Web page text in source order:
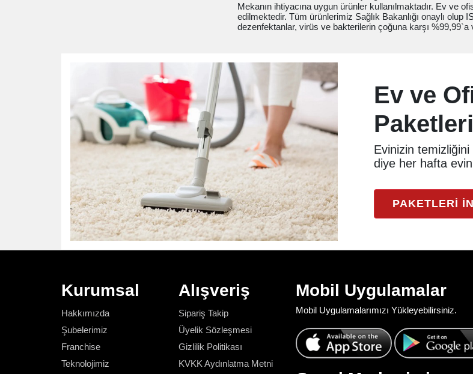
Mekanın ihtiyacına uygun ürünler kullanılmaktadır. Ev ve
edilmektedir. Tüm ürünlerimiz Sağlık Bakanlığı onaylı
dezenfektanlar, virüs ve bakterilerin çoğuna karşı %99,99`a
Ev ve
Paketleri
Evinizin
diye her hafta
PAKETLERİ
Kurumsal
Hakkımızda
Şubelerimiz
Franchise
Teknolojimiz
Alışveriş
Sipariş Takip
Üyelik Sözleşmesi
Gizlilik Politikası
KVKK Aydınlatma Metni
Mobil Uygulamalar
Mobil Uygulamalarımızı Yükleyebilirsiniz.